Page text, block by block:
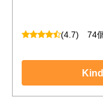
(4.7) 74